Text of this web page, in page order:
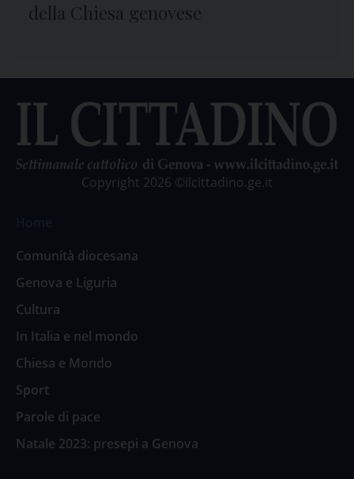
della Chiesa genovese
Copyright 2026 ©ilcittadino.ge.it
Comunità diocesana
Genova e Liguria
Cultura
In Italia e nel mondo
Chiesa e Mondo
Sport
Parole di pace
Natale 2023: presepi a Genova